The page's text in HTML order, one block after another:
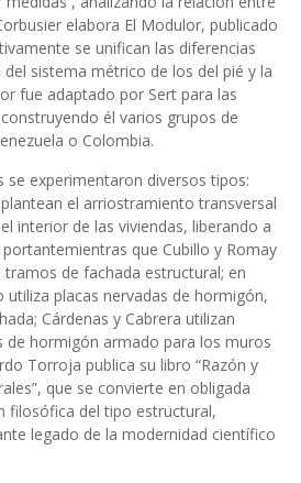
elabora El Modulor, publicado
se unifican las diferencias
sistema métrico de los del pié y la
fue adaptado por Sert para las
él varios grupos de
o Colombia.
se experimentaron diversos tipos:
el arriostramiento transversal
interior de las viviendas, liberando a
que Cubillo y Romay
de fachada estructural; en
utiliza placas nervadas de hormigón,
Cárdenas y Cabrera utilizan
de hormigón armado para los muros
Torroja publica su libro “Razón y
que se convierte en obligada
filosófica del tipo estructural,
legado de la modernidad científico